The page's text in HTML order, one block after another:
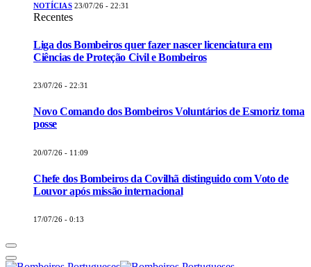
NOTÍCIAS 23/07/26 - 22:31
Recentes
Liga dos Bombeiros quer fazer nascer licenciatura em
Ciências de Proteção Civil e Bombeiros
23/07/26 - 22:31
Novo Comando dos Bombeiros Voluntários de Esmoriz toma
posse
20/07/26 - 11:09
Chefe dos Bombeiros da Covilhã distinguido com Voto de
Louvor após missão internacional
17/07/26 - 0:13